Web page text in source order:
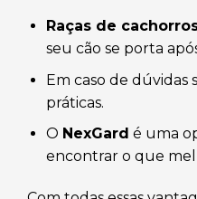
Raças de
seu cão se porta
Em caso de dúvidas
práticas.
O NexGard é uma
encontrar o que